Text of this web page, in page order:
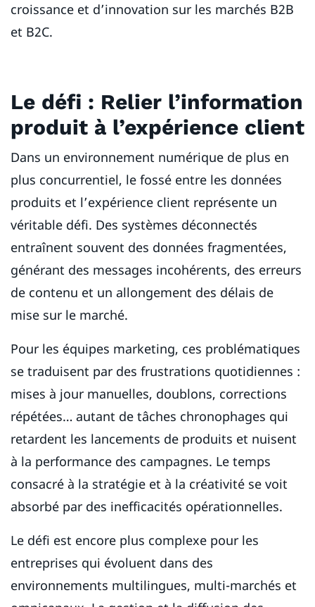
croissance et d’innovation sur les marchés B2B
et B2C.
Le défi : Relier l’information
produit à l’expérience client
Dans un environnement numérique de plus en
plus concurrentiel, le fossé entre les données
produits et l’expérience client représente un
véritable défi. Des systèmes déconnectés
entraînent souvent des données fragmentées,
générant des messages incohérents, des erreurs
de contenu et un allongement des délais de
mise sur le marché.
Pour les équipes marketing, ces problématiques
se traduisent par des frustrations quotidiennes :
mises à jour manuelles, doublons, corrections
répétées… autant de tâches chronophages qui
retardent les lancements de produits et nuisent
à la performance des campagnes. Le temps
consacré à la stratégie et à la créativité se voit
absorbé par des inefficacités opérationnelles.
Le défi est encore plus complexe pour les
entreprises qui évoluent dans des
environnements multilingues, multi-marchés et